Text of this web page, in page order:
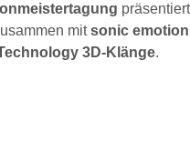
präsentiert
mitsonic emotion
3D-Klänge.